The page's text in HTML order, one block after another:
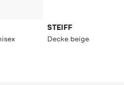
STEIFF
Decke beige